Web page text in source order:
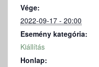
Vége:
2022-09-17 - 20:00
Esemény kategória:
Kiállítás
Honlap: